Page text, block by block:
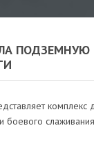
комплекс